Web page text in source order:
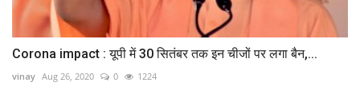
Corona impact : यूपी में 30 सितंबर तक इन चीजों पर लगा बैन,...
vinay Aug 26, 2020 0 1224